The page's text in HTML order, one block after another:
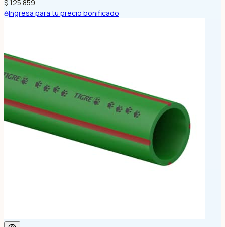
$ 125.859
Ingresá para tu precio bonificado